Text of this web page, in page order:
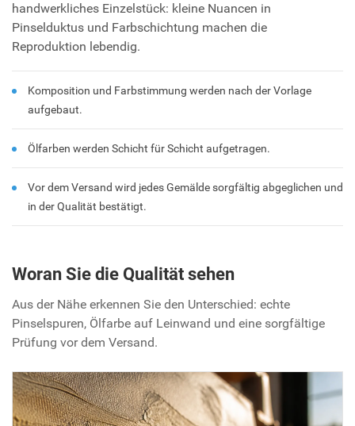
handwerkliches Einzelstück: kleine Nuancen in
Pinselduktus und Farbschichtung machen die
Reproduktion lebendig.
Komposition und Farbstimmung werden nach der Vorlage
aufgebaut.
Ölfarben werden Schicht für Schicht aufgetragen.
Vor dem Versand wird jedes Gemälde sorgfältig abgeglichen und
in der Qualität bestätigt.
Woran Sie die Qualität sehen
Aus der Nähe erkennen Sie den Unterschied: echte
Pinselspuren, Ölfarbe auf Leinwand und eine sorgfältige
Prüfung vor dem Versand.